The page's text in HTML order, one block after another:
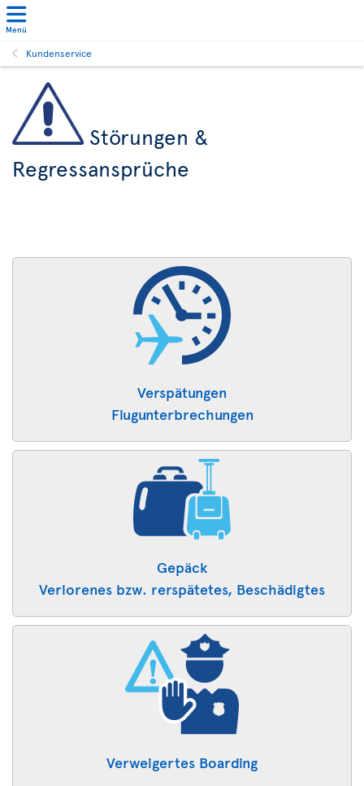
Menü
Kundenservice
Störungen &
Regressansprüche
Verspätungen
Flugunterbrechungen
Gepäck
Verlorenes bzw. rerspätetes, ​Beschädigtes
Verweigertes Boarding